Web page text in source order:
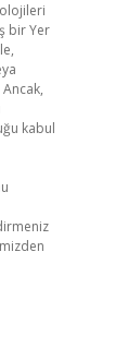
bir Yer
kabul